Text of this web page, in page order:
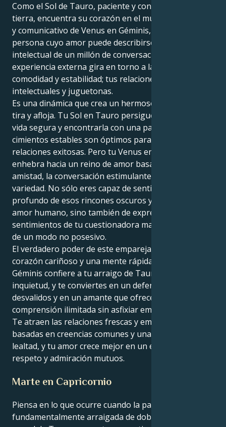
Como el Sol de Tauro, paciente y con los pies en la
tierra, encuentra su corazón en el mundo ingenioso
y comunicativo de Venus en Géminis, eres una
persona cuyo amor puede describirse como un viaje
intelectual de un millón de conversaciones. Tu
experiencia externa gira en torno a la búsqueda de
comodidad y estabilidad; tus relaciones son más
intelectuales y juguetonas.
Es una dinámica que crea un hermoso e interesante
tira y afloja. Tu Sol en Tauro persigue construir una
vida segura y encontrarla con una pareja, ya que los
cimientos estables son óptimos para cultivar
relaciones exitosas. Pero tu Venus en Géminis te
enhebra hacia un reino de amor basado en la
amistad, la conversación estimulante y mucha
variedad. No sólo eres capaz de sentir en lo más
profundo de esos rincones oscuros y sensuales del
amor humano, sino también de expresar las capas de
sentimientos de tu cuestionadora manera adaptable,
de un modo no posesivo.
El verdadero poder de este emparejamiento es un
corazón cariñoso y una mente rápida. Tu corazón de
Géminis confiere a tu arraigo de Tauro una deliciosa
inquietud, y te conviertes en un defensor de los
desvalidos y en un amante que ofrece una
comprensión ilimitada sin asfixiar emocionalmente.
Te atraen las relaciones frescas y emocionantes,
basadas en creencias comunes y una profunda
lealtad, y tu amor crece mejor en un entorno de
respeto y admiración mutuos.
Marte en Capricornio
Piensa en lo que ocurre cuando la paciencia
fundamentalmente arraigada de doblar la ropa bajo